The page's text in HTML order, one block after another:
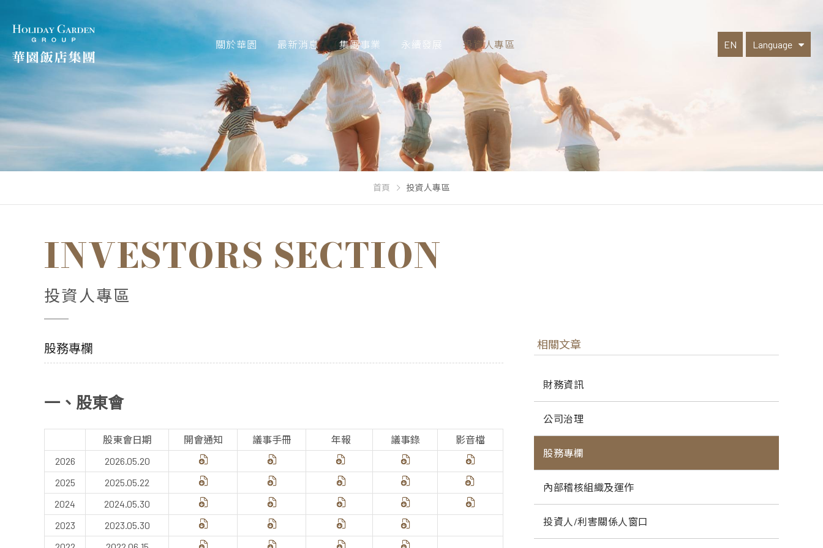
關於華園 最新消息 集團事業 永續發展 投資人專區 EN Language
Select Language
首頁 投資人專區
INVESTORS SECTION
投資人專區
股務專欄
一、股東會
股東會日期 開會通知 議事手冊 年報 議事錄
影音檔
2026
2026.05.20
2025
2025.05.22
2024
2024.05.30
2023
2023.05.30
相關文章
財務資訊
公司治理
股務專欄
內部稽核組織及運作
投資人/利害關係人窗口